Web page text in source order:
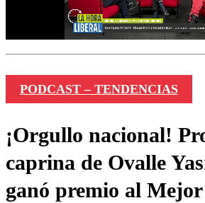
PODCAST – TENDENCIAS
¡Orgullo nacional!
caprina de Ovalle
ganó premio al Mejor